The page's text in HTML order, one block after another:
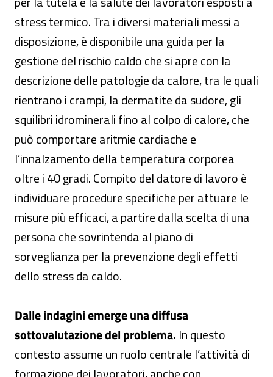
stress termico. Tra i diversi materiali messi a
disposizione, è disponibile una guida per la
gestione del rischio caldo che si apre con la
descrizione delle patologie da calore, tra le quali
rientrano i crampi, la dermatite da sudore, gli
squilibri idrominerali fino al colpo di calore, che
può comportare aritmie cardiache e
l’innalzamento della temperatura corporea
oltre i 40 gradi. Compito del datore di lavoro è
individuare procedure specifiche per attuare le
misure più efficaci, a partire dalla scelta di una
persona che sovrintenda al piano di
sorveglianza per la prevenzione degli effetti
dello stress da caldo.
Dalle indagini emerge una diffusa
sottovalutazione del problema. In questo
contesto assume un ruolo centrale l’attività di